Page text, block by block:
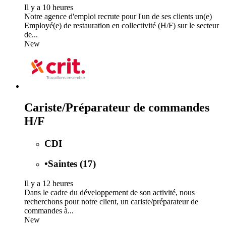
Il y a 10 heures
Notre agence d'emploi recrute pour l'un de ses clients un(e)
Employé(e) de restauration en collectivité (H/F) sur le secteur
de...
New
Cariste/Préparateur de commandes
H/F
CDI
•Saintes (17)
Il y a 12 heures
Dans le cadre du développement de son activité, nous
recherchons pour notre client, un cariste/préparateur de
commandes à...
New